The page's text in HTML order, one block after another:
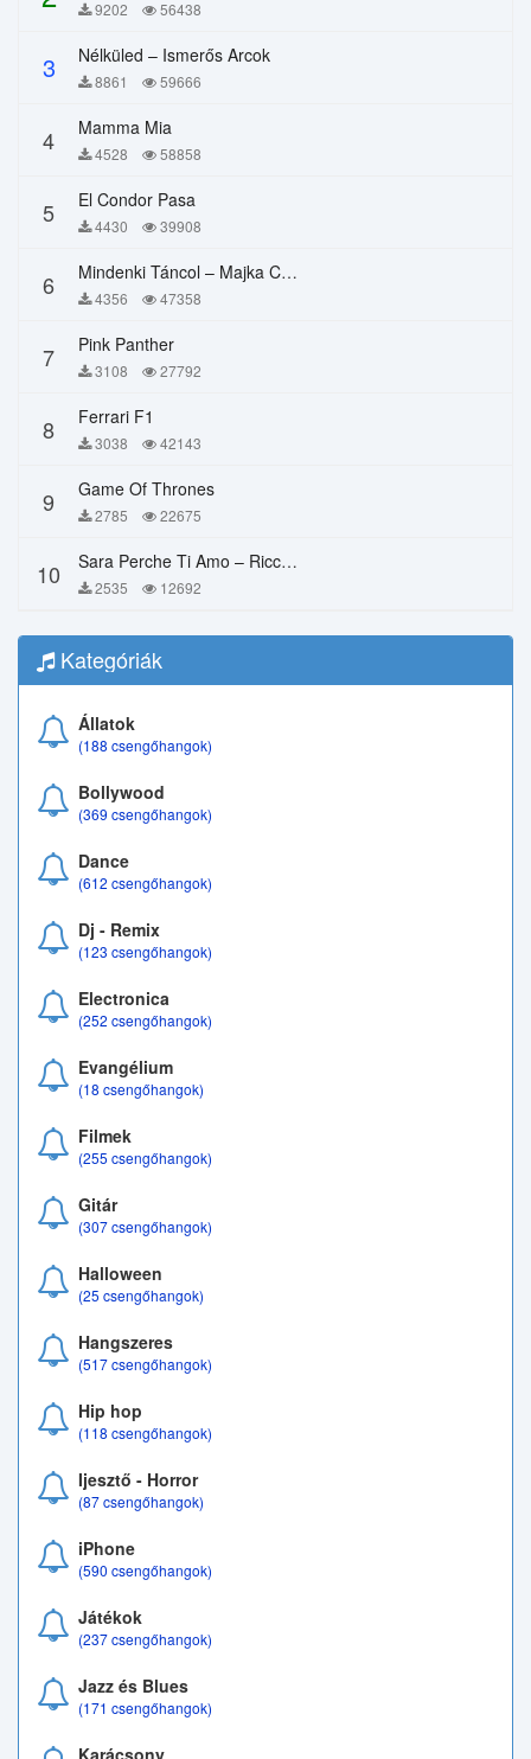
9202 56438
3 Nélküled – Ismerős Arcok
8861 59666
4 Mamma Mia
4528 58858
5 El Condor Pasa
4430 39908
6 Mindenki Táncol – Majka Curtis, Péter Majoros
4356 47358
7 Pink Panther
3108 27792
8 Ferrari F1
3038 42143
9 Game Of Thrones
2785 22675
10 Sara Perche Ti Amo – Ricchi E Poveri
2535 12692
Kategóriák
Állatok
(188 csengőhangok)
Bollywood
(369 csengőhangok)
Dance
(612 csengőhangok)
Dj - Remix
(123 csengőhangok)
Electronica
(252 csengőhangok)
Evangélium
(18 csengőhangok)
Filmek
(255 csengőhangok)
Gitár
(307 csengőhangok)
Halloween
(25 csengőhangok)
Hangszeres
(517 csengőhangok)
Hip hop
(118 csengőhangok)
Ijesztő - Horror
(87 csengőhangok)
iPhone
(590 csengőhangok)
Játékok
(237 csengőhangok)
Jazz és Blues
(171 csengőhangok)
Karácsony